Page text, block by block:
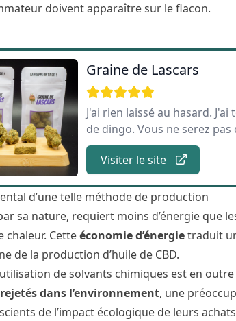
doivent apparaître sur le flacon.
Graine de Lascars
J'ai rien laissé au hasard.
de dingo. Vous ne serez pas
Visiter le site
d’une telle méthode de production
sa nature, requiert moins d’énergie que
chaleur. Cetteéconomie d’énergietraduit
de la production d’huile de CBD.
de solvants chimiques est en
dans l’environnement, une
de l’impact écologique de leurs